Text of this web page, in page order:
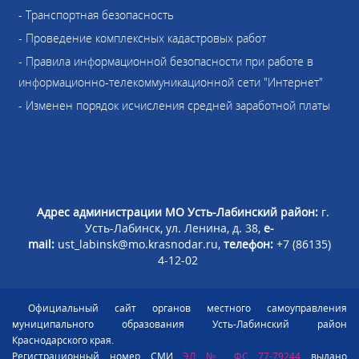
- Транспортная безопасность
- Проведение комплексных кадастровых работ
- Правила информационной безопасности при работе в
информационно-телекоммуникационной сети "Интернет"
- Изменен порядок исчисления средней заработной платы
Адрес администрации МО Усть-Лабинский район: г.
Усть-Лабинск, ул. Ленина, д. 38, e-
mail: ust_labinsk@mo.krasnodar.ru, телефон: +7 (86135)
4-12-02
Официальный сайт органов местного самоуправления
муниципального образования Усть-Лабинский район
Краснодарского края.
Регистрационный номер СМИЭЛ № ФС 77-79244 выдано